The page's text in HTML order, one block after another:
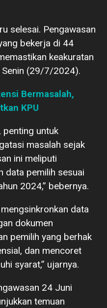
selesai. Pengawasan
bekerja di 44
keakuratan
Senin (29/7/2024).
Bermasalah,
KPU
penting untuk
masalah sejak
ini meliputi
data pemilih sesuai
2024,” bebernya.
data
dokumen
pemilih yang berhak
dan mencoret
syarat,” ujarnya.
24 Juni
temuan